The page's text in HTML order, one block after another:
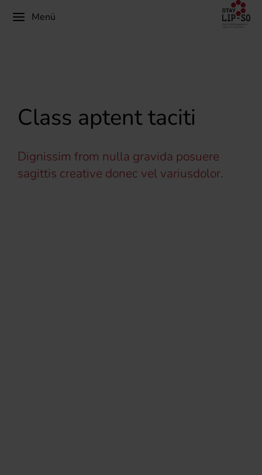
Menü
Class aptent taciti
Dignissim from nulla gravida posuere
sagittis creative donec vel variusdolor.